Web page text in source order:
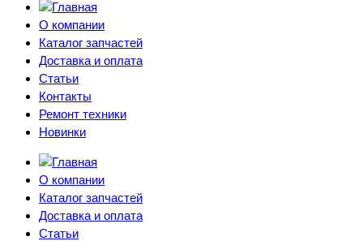
О компании
Каталог запчастей
Доставка и оплата
Статьи
Контакты
Ремонт техники
Новинки
О компании
Каталог запчастей
Доставка и оплата
Статьи